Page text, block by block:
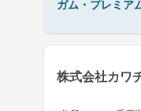
ガム・プレミア
株式会社カワ